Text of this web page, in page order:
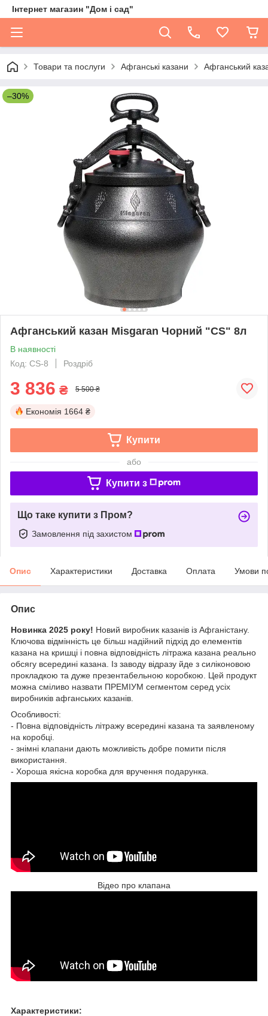
Інтернет магазин "Дом і сад"
Товари та послуги Афганські казани Афганський
–30%
Афганський казан Misgaran Чорний "CS" 8л
В наявності
Код: CS-8
Роздріб
3 836 ₴ 5 500 ₴
Економія 1664 ₴
Купити
або
Купити з
Що таке купити з Пром?
Замовлення під захистом
Опис Характеристики Доставка Оплата Умови
Опис
Новинка 2025 року! Новий виробник казанів із Афганістану.
Ключова відмінність це більш надійний підхід до елементів
казана на кришці і повна відповідність літража казана реально
обсягу всередині казана. Із заводу відразу йде з силіконовою
прокладкою та дуже презентабельною коробкою. Цей продукт
можна сміливо назвати ПРЕМІУМ сегментом серед усіх
виробників афганських казанів.
Особливості:
- Повна відповідність літражу всередині казана та заявленому
на коробці.
- знімні клапани дають можливість добре помити після
використання.
- Хороша якісна коробка для вручення подарунка.
Відео про клапана
Характеристики: